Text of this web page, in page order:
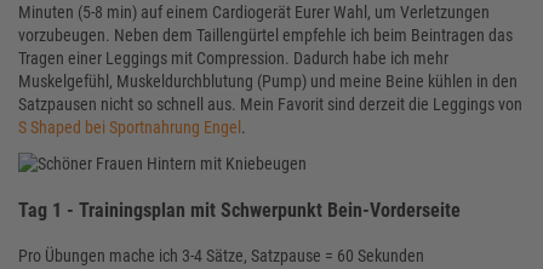
Minuten (5-8 min) auf einem Cardiogerät Eurer Wahl, um Verletzungen
vorzubeugen. Neben dem Taillengürtel empfehle ich beim Beintragen das
Tragen einer Leggings mit Compression. Dadurch habe ich mehr
Muskelgefühl, Muskeldurchblutung (Pump) und meine Beine kühlen in den
Satzpausen nicht so schnell aus. Mein Favorit sind derzeit die Leggings von
S Shaped bei Sportnahrung Engel .
Tag 1 - Trainingsplan mit Schwerpunkt Bein-Vorderseite
Pro Übungen mache ich 3-4 Sätze, Satzpause = 60 Sekunden